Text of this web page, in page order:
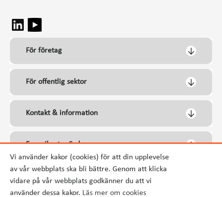
Vi använder kakor (cookies) för att din upplevelse
av vår webbplats ska bli bättre. Genom att klicka
vidare på vår webbplats godkänner du att vi
använder dessa kakor. Läs mer om cookies
För företag
För offentlig sektor
Kontakt & information
Energikontor Syd